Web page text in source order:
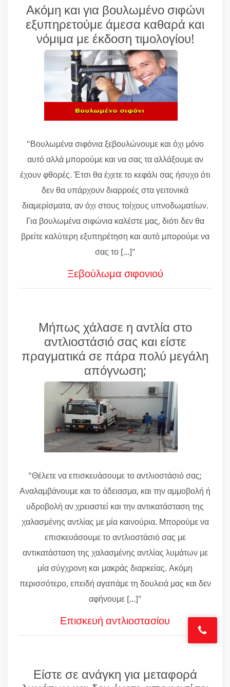
Ακόμη και για βουλωμένο σιφώνι
εξυπηρετούμε άμεσα καθαρά και
νόμιμα με έκδοση τιμολογίου!
"Βουλωμένα σιφόνια ξεβουλώνουμε και όχι μόνο
αυτό αλλά μπορούμε και να σας τα αλλάξουμε αν
έχουν φθορές. Έτσι θα έχετε το κεφάλι σας ήσυχο ότι
δεν θα υπάρχουν διαρροές στα γειτονικά
διαμερίσματα, αν όχι στους τοίχους υπνοδωματίων.
Για βουλωμένα σιφώνια καλέστε μας, διότι δεν θα
βρείτε καλύτερη εξυπηρέτηση και αυτό μπορούμε να
σας το [...]"
Ξεβούλωμα σιφονιού
Μήπως χάλασε η αντλία στο
αντλιοστάσιό σας και είστε
πραγματικά σε πάρα πολύ μεγάλη
απόγνωση;
"Θέλετε να επισκευάσουμε το αντλιοστάσιό σας;
Αναλαμβάνουμε και το άδειασμα, και την αμμοβολή ή
υδροβολή αν χρειαστεί και την αντικατάσταση της
χαλασμένης αντλίας με μία καινούρια. Μπορούμε να
επισκευάσουμε το αντλιοστάσιό σας με
αντικατάσταση της χαλασμένης αντλίας λυμάτων με
μία σύγχρονη και μακράς διαρκείας. Ακόμη
περισσότερο, επειδή αγαπάμε τη δουλειά μας και δεν
αφήνουμε [...]"
Επισκευή αντλιοστασίου
Είστε σε ανάγκη για μεταφορά